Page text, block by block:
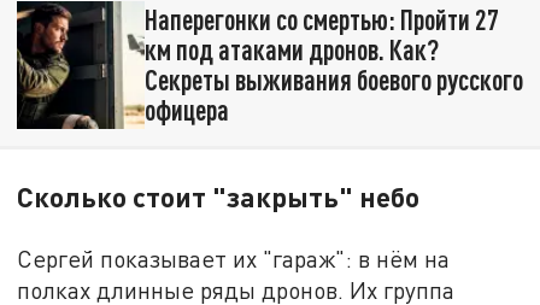
Наперегонки со смертью: Пройти 27
км под атаками дронов. Как?
Секреты выживания боевого русского
офицера
Сколько стоит "закрыть" небо
Сергей показывает их "гараж": в нём на
полках длинные ряды дронов. Их группа